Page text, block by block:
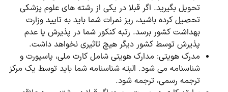
تحویل بگیرید. اگر قبلا در یکی از رشته های علوم پزشکی
تحصیل کرده باشید، ریز نمرات شما باید به تایید وزارت
بهداشت کشور برسد. رتبه کنکور شما در پذیرش یا عدم
پذیرش توسط کشور دیگر هیچ تاثیری نخواهد داشت.
مدرک هویتی: مدارک هویتی شامل کارت ملی، پاسپورت و
شناسنامه می شود. البته شناسنامه شما باید توسط یک مرکز
ترجمه رسمی، ترجمه شود.